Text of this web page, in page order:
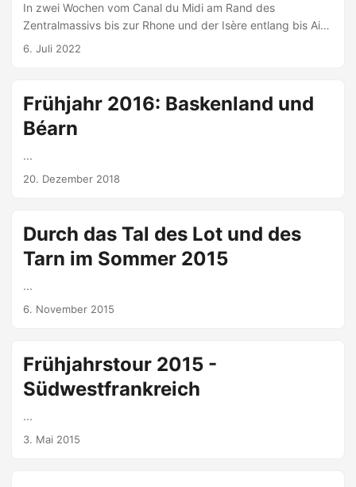
In zwei Wochen vom Canal du Midi am Rand des
Zentralmassivs bis zur Rhone und der Isère entlang bis Aix-
les-Bains.
6. Juli 2022
Frühjahr 2016: Baskenland und
Béarn
...
20. Dezember 2018
Durch das Tal des Lot und des
Tarn im Sommer 2015
...
6. November 2015
Frühjahrstour 2015 -
Südwestfrankreich
...
3. Mai 2015